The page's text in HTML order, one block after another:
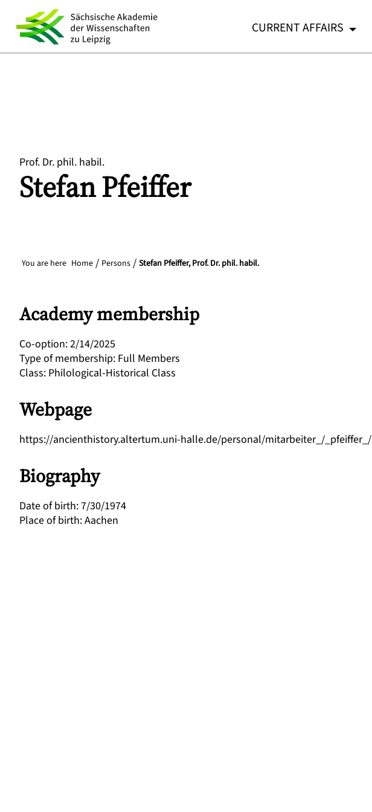
CURRENT AFFAIRS
Prof. Dr. phil. habil.
StefanPfeiffer
You are here Home Persons Stefan Pfeiffer, Prof. Dr. phil. habil.
Academy membership
Co-option:2/14/2025
Type of membership: Full Members
Class: Philological-Historical Class
Webpage
https://ancienthistory.altertum.uni-halle.de/personal/mitarbeiter_/_pfeiffer_/
Biography
Date of birth:7/30/1974
Place of birth:Aachen